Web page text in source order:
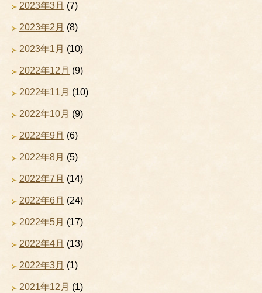
2023年3月 (7)
2023年2月 (8)
2023年1月 (10)
2022年12月 (9)
2022年11月 (10)
2022年10月 (9)
2022年9月 (6)
2022年8月 (5)
2022年7月 (14)
2022年6月 (24)
2022年5月 (17)
2022年4月 (13)
2022年3月 (1)
2021年12月 (1)